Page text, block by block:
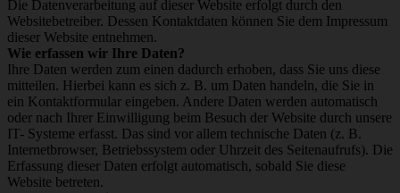
Die Datenverarbeitung auf dieser Website erfolgt durch den
Websitebetreiber. Dessen Kontaktdaten können Sie dem Impressum
dieser Website entnehmen.
Wie erfassen wir Ihre Daten?
Ihre Daten werden zum einen dadurch erhoben, dass Sie uns diese
mitteilen. Hierbei kann es sich z. B. um Daten handeln, die Sie in
ein Kontaktformular eingeben. Andere Daten werden automatisch
oder nach Ihrer Einwilligung beim Besuch der Website durch unsere
IT- Systeme erfasst. Das sind vor allem technische Daten (z. B.
Internetbrowser, Betriebssystem oder Uhrzeit des Seitenaufrufs). Die
Erfassung dieser Daten erfolgt automatisch, sobald Sie diese
Website betreten.